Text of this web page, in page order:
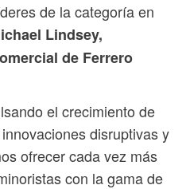
de la categoría en
Lindsey,
de Ferrero
el crecimiento de
disruptivas y
ofrecer cada vez más
con la gama de